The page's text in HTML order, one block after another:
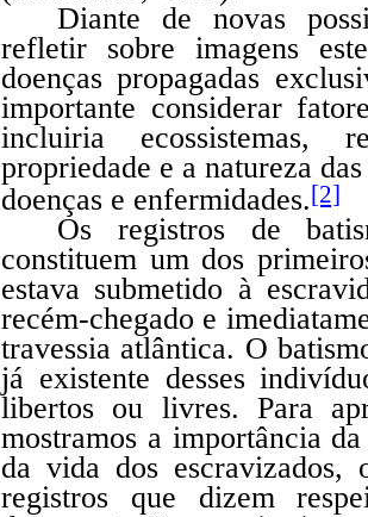
Diante de novas
refletir sobre imagens
doenças propagadas
importante considerar
incluiria ecossistemas,
propriedade e a natureza
doenças e enfermidades. [2]
Os registros de
constituem um dos
estava submetido à
recém-chegado e
travessia atlântica. O
já existente desses
libertos ou livres. Para
mostramos a importância
da vida dos escravizados,
registros que dizem